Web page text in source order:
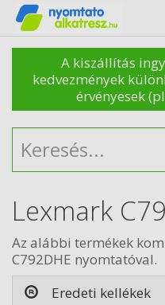
A kiszállítás
kedvezmények
érvényesek
Lexmark
Az alábbi termékek
C792DHE nyomtatóval.
Eredeti kellékek